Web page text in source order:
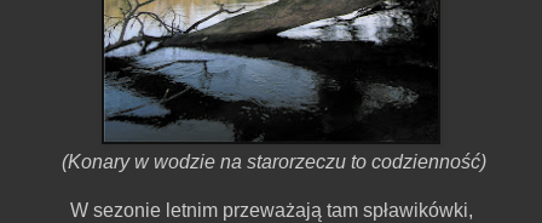
(Konary w wodzie na starorzeczu to codzienność)
W sezonie letnim przeważają tam spławikówki,